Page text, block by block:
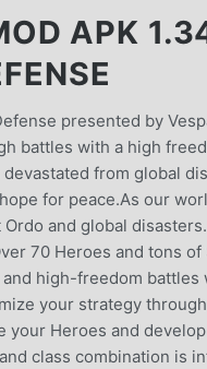
APK
presented by
battles with a high
from global
for peace.As our
and global
70 Heroes and tons
high-freedom
your strategy
your Heroes and
class combination is